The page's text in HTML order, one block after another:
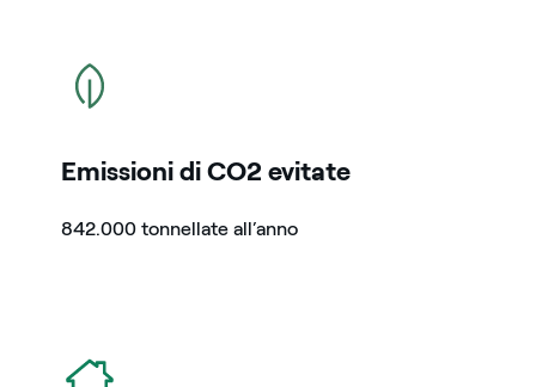
icona
Emissioni di CO2 evitate
842.000 tonnellate all’anno
icona